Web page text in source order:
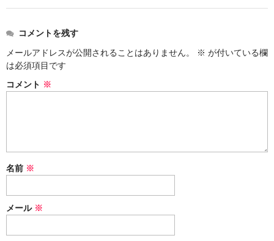
コメントを残す
メールアドレスが公開されることはありません。
※ が付いている欄
は必須項目です
コメント ※
名前 ※
メール ※